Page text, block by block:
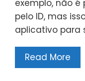
exemplo, não é
pelo ID, mas
aplicativo para
Read More